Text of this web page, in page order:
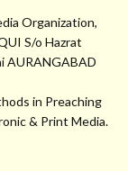
Organization,
S/o Hazrat
AURANGABAD
in Preaching
& Print Media.